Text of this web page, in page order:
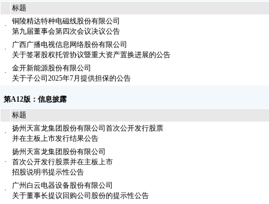
标题
·
铜陵精达特种电磁线股份有限公司
第九届董事会第四次会议决议公告
·
广西广播电视信息网络股份有限公司
关于签署股权托管协议暨重大资产置换进展的公告
·
金开新能源股份有限公司
关于子公司2025年7月提供担保的公告
第A12版：信息披露
标题
·
扬州天富龙集团股份有限公司首次公开发行股票
并在主板上市发行结果公告
·
扬州天富龙集团股份有限公司
首次公开发行股票并在主板上市
招股说明书提示性公告
·
广州白云电器设备股份有限公司
关于董事长提议回购公司股份的提示性公告